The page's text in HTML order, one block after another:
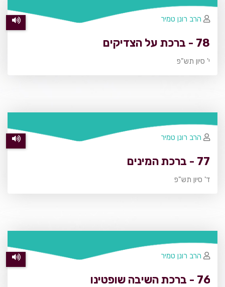
78 - ברכת על הצדיקים
י' סיון תש"פ
הרב רונן טמיר
77 - ברכת המינים
ד' סיון תש"פ
הרב רונן טמיר
76 - ברכת השיבה שופטינו
הרב רונן טמיר